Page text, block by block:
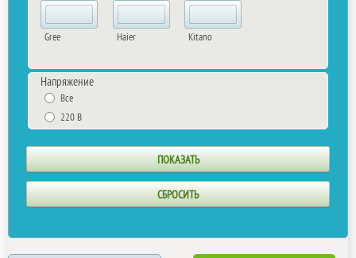
Gree Haier Kitano
Напряжение
Все
220 В